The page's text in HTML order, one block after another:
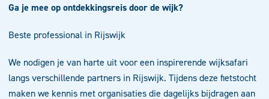
Ga je mee op ontdekkingsreis door de wijk?
Beste professional in Rijswijk
We nodigen je van harte uit voor een inspirerende wijksafari
langs verschillende partners in Rijswijk. Tijdens deze fietstocht
maken we kennis met organisaties die dagelijks bijdragen aan